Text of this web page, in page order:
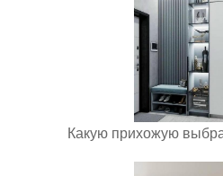
Какую прихожую